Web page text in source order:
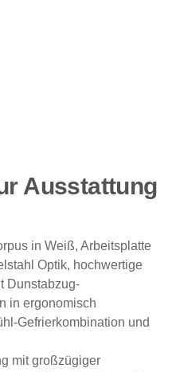
Ausstattung
in Weiß, Arbeitsplatte
Optik, hochwertige
Dunstabzug-
in ergonomisch
Gefrierkombination und
mit großzügiger